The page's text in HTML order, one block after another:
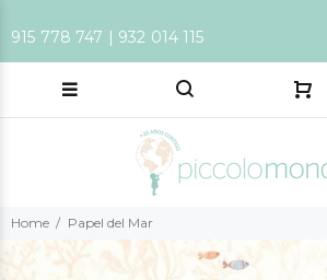
915 778 747 | 932 014 115
Home Papel del Mar